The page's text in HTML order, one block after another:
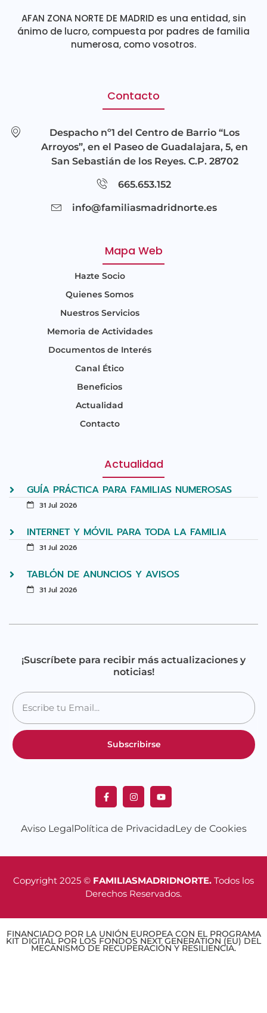
AFAN ZONA NORTE DE MADRID es una entidad, sin
ánimo de lucro, compuesta por padres de familia
numerosa, como vosotros.
Contacto
Despacho nº1 del Centro de Barrio “Los
Arroyos”, en el Paseo de Guadalajara, 5, en
San Sebastián de los Reyes. C.P. 28702
665.653.152
info@familiasmadridnorte.es
Mapa Web
Hazte Socio
Quienes Somos
Nuestros Servicios
Memoria de Actividades
Documentos de Interés
Canal Ético
Beneficios
Actualidad
Contacto
Actualidad
GUÍA PRÁCTICA PARA FAMILIAS NUMEROSAS
31 Jul 2026
INTERNET Y MÓVIL PARA TODA LA FAMILIA
31 Jul 2026
TABLÓN DE ANUNCIOS Y AVISOS
31 Jul 2026
¡Suscríbete para recibir más actualizaciones y
noticias!
Subscribirse
Aviso Legal Política de PrivacidadLey de Cookies
Copyright 2025 © FAMILIASMADRIDNORTE. Todos los
Derechos Reservados.
FINANCIADO POR LA UNIÓN EUROPEA CON EL PROGRAMA
KIT DIGITAL POR LOS FONDOS NEXT GENERATION (EU) DEL
MECANISMO DE RECUPERACIÓN Y RESILIENCIA.